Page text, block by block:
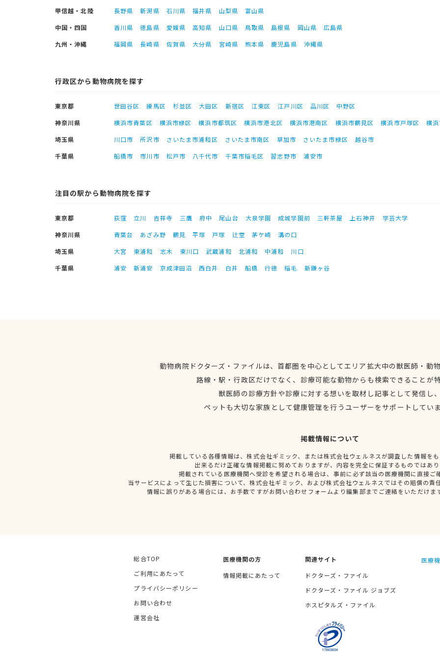
甲信越・北陸
長野県 新潟県 石川県 福井県 山梨県
富山県
中国・四国
香川県 徳島県 愛媛県 高知県 山口県 鳥取県 島根県 岡山県
広島県
九州・沖縄
福岡県 長崎県 佐賀県 大分県 宮崎県 熊本県 鹿児島県 沖縄県
行政区から動物病院を探す
東京都 世田谷区 練馬区 杉並区 大田区 新宿区 江東区 江戸川区 品川区
中野区
神奈川県
横浜市青葉区 横浜市緑区 横浜市都筑区 横浜市港北区 横浜市港南区 横浜市鶴見区 横浜市戸塚区
横
埼玉県
川口市 所沢市 さいたま市浦和区 さいたま市南区 草加市 さいたま市緑区
越谷市
千葉県
船橋市 市川市 松戸市 八千代市 千葉市稲毛区 習志野市 浦安市
注目の駅から動物病院を探す
東京都 荻窪 立川 吉祥寺 三鷹 府中 尾山台 大泉学園 成城学園前 三軒茶屋 上石神井
学芸大学
神奈川県
青葉台 あざみ野 鶴見 平塚 戸塚 辻堂 茅ケ崎
溝の口
埼玉県
大宮 東浦和 志木 東川口 武蔵浦和 北浦和 中浦和
川口
千葉県
浦安 新浦安 京成津田沼 西白井 白井 船橋 行徳 稲毛 新鎌ヶ谷
動物病院ドクターズ・ファイルは、首都圏を中心としてエリア拡大中の獣医師・動
路線・駅・行政区だけでなく、診療可能な動物からも検索できることが
獣医師の診療方針や診療に対する想いを取材し記事として発信し
ペットも大切な家族として健康管理を行うユーザーをサポートしてい
掲載情報について
掲載している各種情報は、株式会社ギミック、または株式会社ウェルネスが調査した情報を
出来るだけ正確な情報掲載に努めておりますが、内容を完全に保証するものではあ
掲載されている医療機関へ受診を希望される場合は、事前に必ず該当の医療機関に直接ご
当サービスによって生じた損害について、株式会社ギミック、および株式会社ウェルネスではその賠償の責
情報に誤りがある場合には、お手数ですがお問い合わせフォームより編集部までご連絡をいただけま
総合TOP
ご利用にあたって
プライバシーポリシー
お問い合わせ
運営会社
医療機関の方
情報掲載にあたって
関連サイト
ドクターズ・ファイル
ドクターズ・ファイル ジョブズ
ホスピタルズ・ファイル
医療